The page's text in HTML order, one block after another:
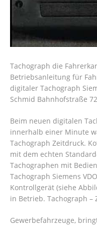
Tachograph die
Betriebsanleitung für
digitaler Tachograph
Schmid Bahnhofstraße
Beim neuen digitalen
innerhalb einer Minute
Tachograph Zeitdruck.
mit dem echten
Tachographen mit
Tachograph Siemens
Kontrollgerät (siehe
in Betrieb. Tachograph –
Gewerbefahrzeuge,